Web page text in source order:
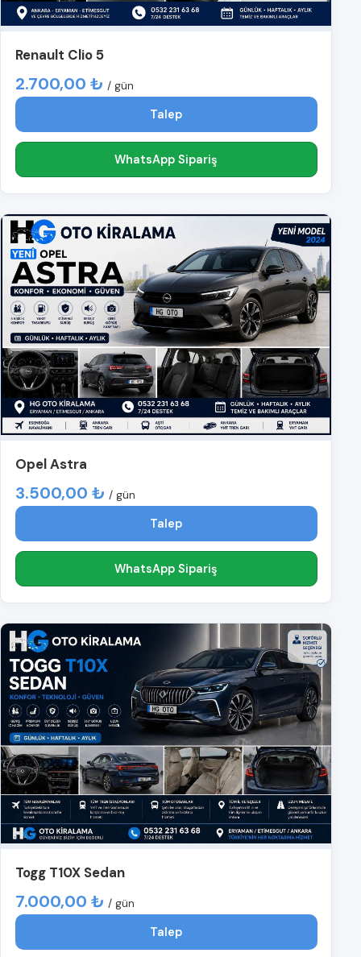
Renault Clio 5
2.700,00 ₺ / gün
Talep
WhatsApp Sipariş
Opel Astra
3.500,00 ₺ / gün
Talep
WhatsApp Sipariş
Togg T10X Sedan
7.000,00 ₺ / gün
Talep